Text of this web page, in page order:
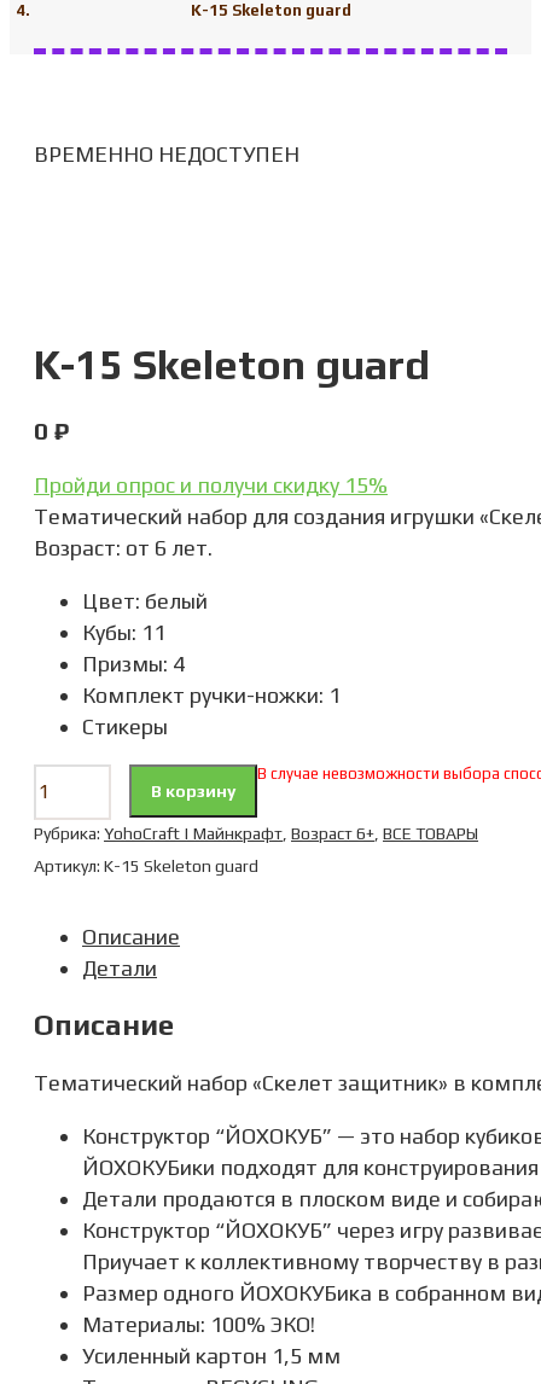
K-15 Skeleton guard
ВРЕМЕННО НЕДОСТУПЕН
K-15 Skeleton guard
0 ₽
Пройди опрос и получи скидку 15%
Тематический набор для создания игрушки
Возраст: от 6 лет.
Цвет: белый
Кубы: 11
Призмы: 4
Комплект ручки-ножки: 1
Стикеры
В корзину
В случае невозможности выбора
Рубрика: YohoCraft | Майнкрафт Возраст 6+ ВСЕ ТОВАРЫ
Артикул: K-15 Skeleton guard
Описание
Детали
Описание
Тематический набор «Скелет защитник» в
Конструктор “ЙОХОКУБ” — это набор
ЙОХОКУБики подходят для
Детали продаются в плоском виде и
Конструктор “ЙОХОКУБ” через игру
Приучает к коллективному творчеству в
Размер одного ЙОХОКУБика в собранном
Материалы: 100% ЭКО!
Усиленный картон 1,5 мм